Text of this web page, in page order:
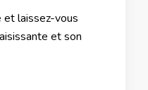
et laissez-vous
et son